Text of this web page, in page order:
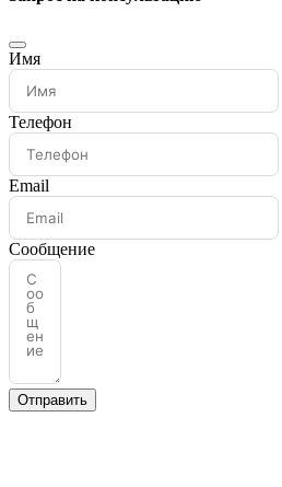
Имя
Телефон
Email
Сообщение
Отправить